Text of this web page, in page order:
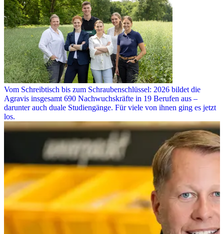
Vom Schreibtisch bis zum Schraubenschlüssel: 2026 bildet die
Agravis insgesamt 690 Nachwuchskräfte in 19 Berufen aus –
darunter auch duale Studiengänge. Für viele von ihnen ging es jetzt
los.